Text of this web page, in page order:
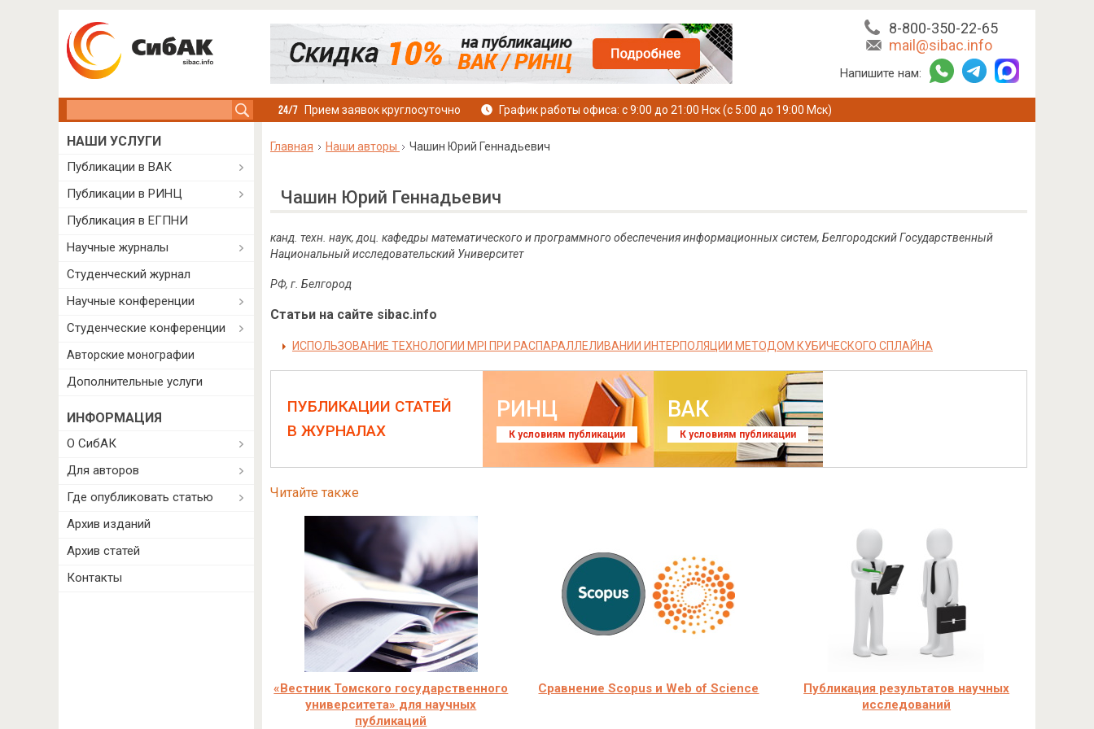
8-800-350-22-65
mail@sibac.info
Напишите нам:
Прием заявок круглосуточно График работы офиса: с 9:00 до 21:00 Нск (с 5:00 до 19:00 Мск)
Главная Наши авторы Чашин Юрий Геннадьевич
Чашин Юрий Геннадьевич
канд. техн. наук, доц. кафедры математического и программного обеспечения информационных систем, Белгородский Государственный
Национальный исследовательский Университет
РФ, г. Белгород
Статьи на сайте sibac.info
ИСПОЛЬЗОВАНИЕ ТЕХНОЛОГИИ MPI ПРИ РАСПАРАЛЛЕЛИВАНИИ ИНТЕРПОЛЯЦИИ МЕТОДОМ КУБИЧЕСКОГО СПЛАЙНА
ПУБЛИКАЦИИ СТАТЕЙ
В ЖУРНАЛАХ
РИНЦ
К условиям публикации
ВАК
К условиям публикации
Читайте также
«Вестник Томского государственного
университета» для научных
публикаций
Сравнение Scopus и Web of Science
Публикация результатов научных
исследований
НАШИ УСЛУГИ
Публикации в ВАК
Публикации в РИНЦ
Публикация в ЕГПНИ
Научные журналы
Студенческий журнал
Научные конференции
Студенческие конференции
Авторские монографии
Дополнительные услуги
ИНФОРМАЦИЯ
О СибАК
Для авторов
Где опубликовать статью
Архив изданий
Архив статей
Контакты